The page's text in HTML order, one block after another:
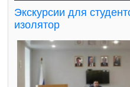
Экскурсии для
изолятор